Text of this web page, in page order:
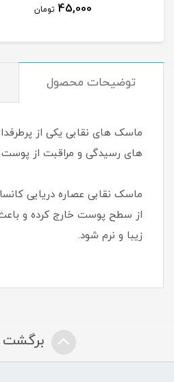
45,000 تومان
توضیحات محصول
ماسک های نقابی یکی از
های رسیدگی و مراقبت از
ماسک نقابی عصاره دریایی
از سطح پوست خارج کرده و
زیبا و نرم شود.
برگشت